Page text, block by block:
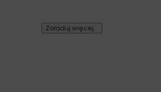
Załaduj więcej...